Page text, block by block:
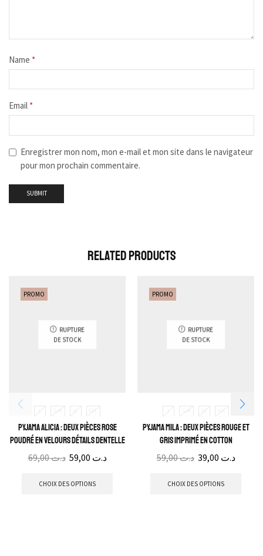
Name *
Email *
Enregistrer mon nom, mon e-mail et mon site dans le navigateur
pour mon prochain commentaire.
Related Products
PROMO
RUPTURE
DE STOCK
L S/M XL XXL
Pyjama Alicia : Deux pièces rose
poudré en velours détails dentelle
د.ت69,00 د.ت
CHOIX DES OPTIONS
PROMO
RUPTURE
DE STOCK
L S/M XL XXL
Pyjama Mila : deux pièces rouge et
gris imprimé en cotton
د.ت59,00 د.ت
CHOIX DES OPTIONS